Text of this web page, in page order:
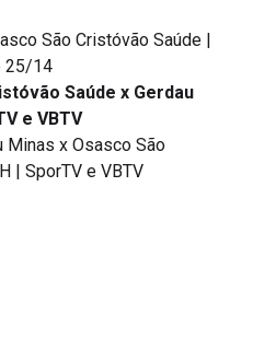
São Cristóvão Saúde |
25/14
Saúde x Gerdau
e VBTV
Minas x Osasco São
| SporTV e VBTV